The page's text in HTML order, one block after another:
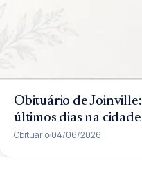
Obituário de
últimos dias na cidade
Obituário 04/06/2026